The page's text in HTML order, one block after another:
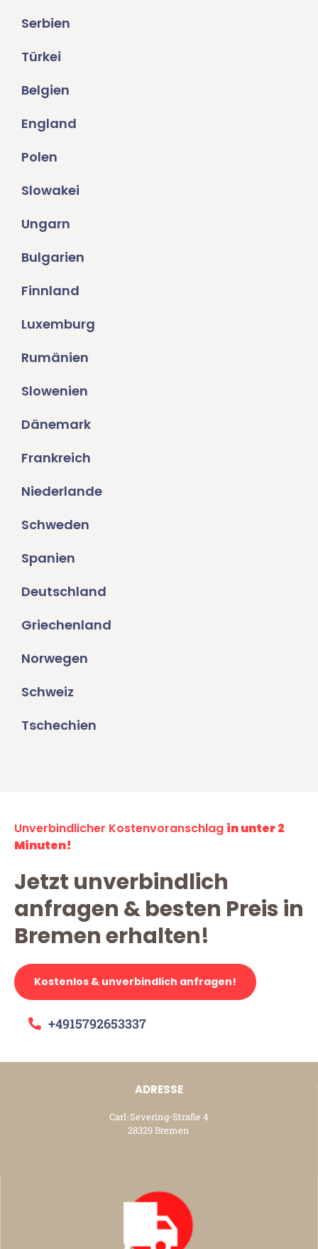
Serbien
Türkei
Belgien
England
Polen
Slowakei
Ungarn
Bulgarien
Finnland
Luxemburg
Rumänien
Slowenien
Dänemark
Frankreich
Niederlande
Schweden
Spanien
Deutschland
Griechenland
Norwegen
Schweiz
Tschechien
Unverbindlicher Kostenvoranschlag in unter 2
Minuten!
Jetzt unverbindlich
anfragen & besten Preis in
Bremen erhalten!
Kostenlos & unverbindlich anfragen!
+4915792653337
ADRESSE
Carl-Severing-Straße 4
28329 Bremen